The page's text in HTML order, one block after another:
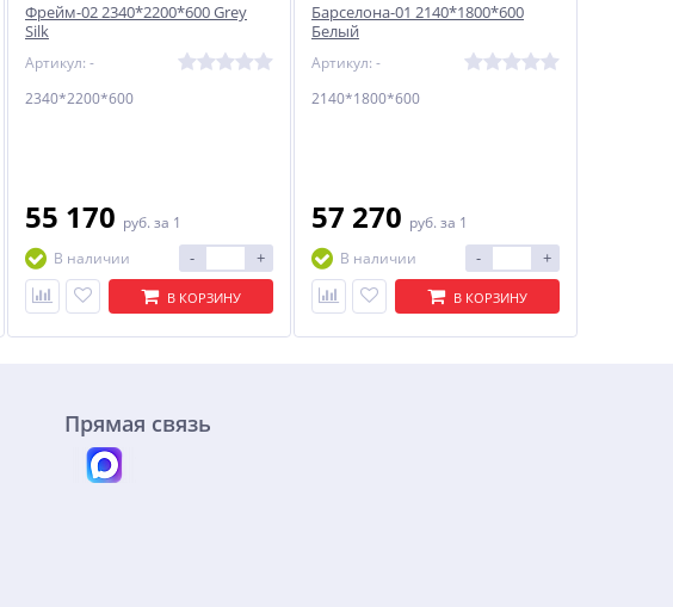
Фрейм-02 2340*2200*600 Grey
Silk
Артикул: -
2340*2200*600
55 170 руб. за 1
В наличии
- +
В КОРЗИНУ
Барселона-01 2140*1800*600
Белый
Артикул: -
2140*1800*600
57 270 руб. за 1
В наличии
- +
В КОРЗИНУ
Прямая связь